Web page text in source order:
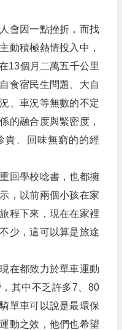
會因一點挫折，而找
動積極熱情投入中，
13個月二萬五千公里
食宿民生問題、大自
、車況等無數的不定
的融合度與緊密度，
貴、回味無窮的的經
回學校唸書，也都擁
，以前兩個小孩在家
程下來，現在在家裡
少，這可以算是旅途
在都致力於單車運動
其中不乏許多7、80
單車可以說是最環保
動之效，他們也希望